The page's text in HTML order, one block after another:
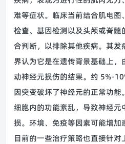
难等症状。临床当前结合肌电
检查、基因检测以及头颅或脊
合判断，以排除其他疾病。其
界认为它是在遗传背景基础上
动神经元损伤的结果。约 5%-
因突变破坏了神经元的正常功能
细胞内的功能紊乱，导致神经元
损。环境、免疫等因素可能增加
目前的一些治疗策略也直接针